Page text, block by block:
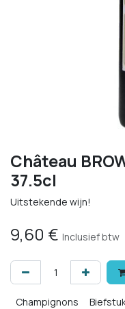
Château
37.5cl
Uitstekende wijn!
9,60 € Inclusief btw
Champignons